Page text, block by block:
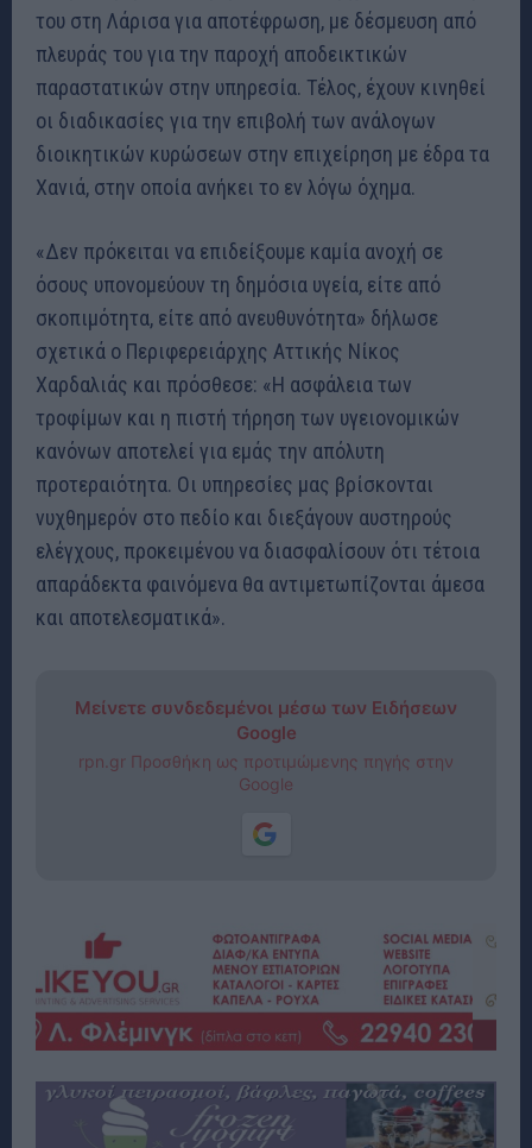
του στη Λάρισα για αποτέφρωση, με δέσμευση από
πλευράς του για την παροχή αποδεικτικών
παραστατικών στην υπηρεσία. Τέλος, έχουν κινηθεί
οι διαδικασίες για την επιβολή των ανάλογων
διοικητικών κυρώσεων στην επιχείρηση με έδρα τα
Χανιά, στην οποία ανήκει το εν λόγω όχημα.
«Δεν πρόκειται να επιδείξουμε καμία ανοχή σε
όσους υπονομεύουν τη δημόσια υγεία, είτε από
σκοπιμότητα, είτε από ανευθυνότητα» δήλωσε
σχετικά ο Περιφερειάρχης Αττικής Νίκος
Χαρδαλιάς και πρόσθεσε: «Η ασφάλεια των
τροφίμων και η πιστή τήρηση των υγειονομικών
κανόνων αποτελεί για εμάς την απόλυτη
προτεραιότητα. Οι υπηρεσίες μας βρίσκονται
νυχθημερόν στο πεδίο και διεξάγουν αυστηρούς
ελέγχους, προκειμένου να διασφαλίσουν ότι τέτοια
απαράδεκτα φαινόμενα θα αντιμετωπίζονται άμεσα
και αποτελεσματικά».
Μείνετε συνδεδεμένοι μέσω των Ειδήσεων
Google
rpn.gr Προσθήκη ως προτιμώμενης πηγής στην
Google